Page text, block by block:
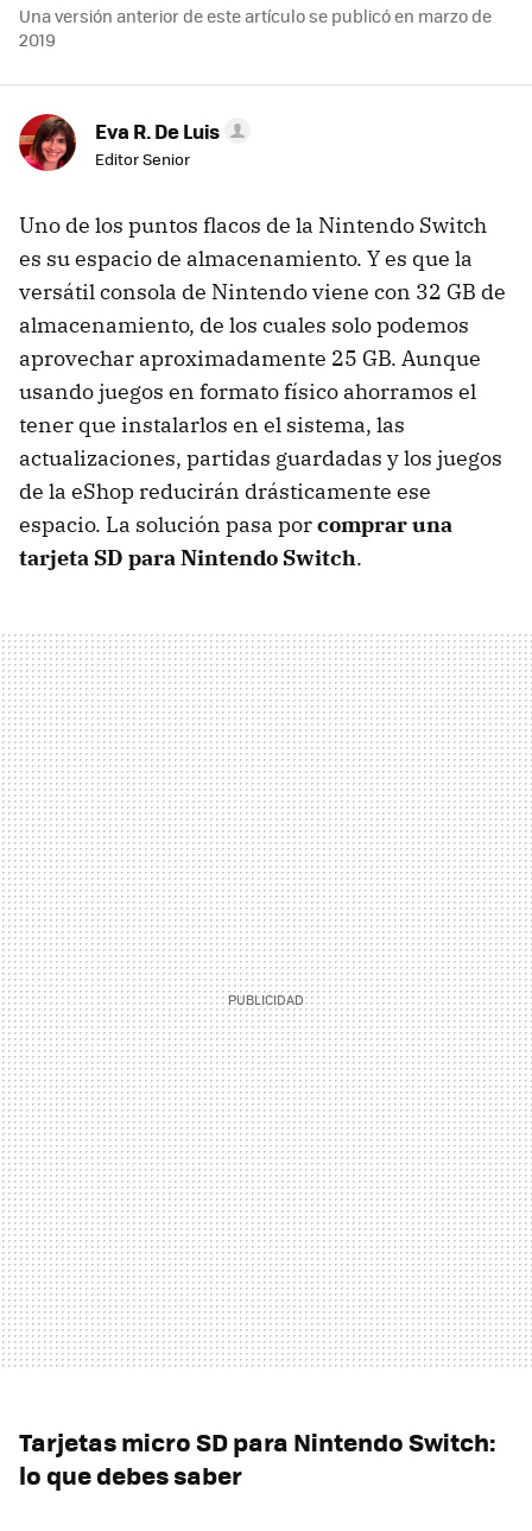
Una versión anterior de este artículo se publicó en marzo de
2019
Eva R. De Luis
Editor Senior
Uno de los puntos flacos de la Nintendo Switch
es su espacio de almacenamiento. Y es que la
versátil consola de Nintendo viene con 32 GB de
almacenamiento, de los cuales solo podemos
aprovechar aproximadamente 25 GB. Aunque
usando juegos en formato físico ahorramos el
tener que instalarlos en el sistema, las
actualizaciones, partidas guardadas y los juegos
de la eShop reducirán drásticamente ese
espacio. La solución pasa porcomprar una
tarjeta SD para Nintendo Switch.
Tarjetas micro SD para Nintendo Switch:
lo que debes saber